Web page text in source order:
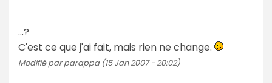
...?
C'est ce que j'ai fait, mais rien ne change.
Modifié par parappa (15 Jan 2007 - 20:02)